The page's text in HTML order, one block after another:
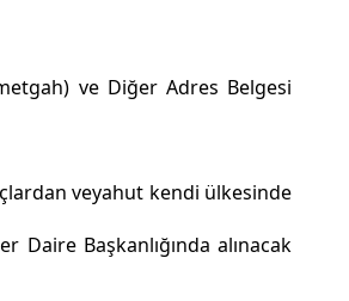
ve Diğer Adres Belgesi
veyahut kendi ülkesinde
Başkanlığında alınacak